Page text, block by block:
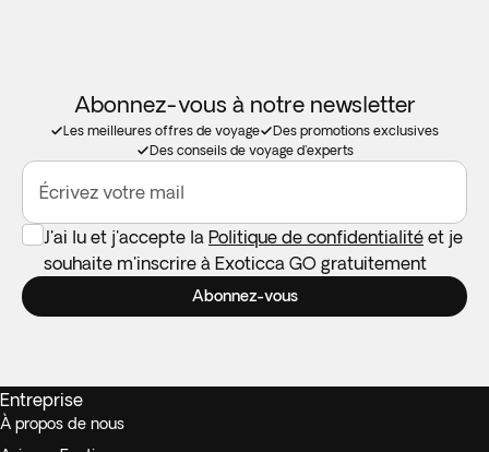
Abonnez-vous à notre newsletter
Les meilleures offres de voyage
Des promotions exclusives
Des conseils de voyage d'experts
Écrivez votre mail
J'ai lu et j'accepte la Politique de confidentialité et je
souhaite m'inscrire à Exoticca GO gratuitement
Abonnez-vous
Entreprise
À propos de nous